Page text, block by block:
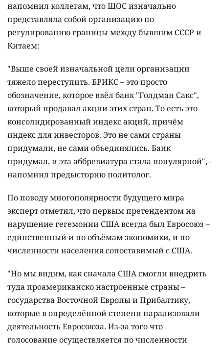
напомнил коллегам, что ШОС изначально
представляла собой организацию по
регулированию границы между бывшим СССР и
Китаем:
"Выше своей изначальной цели организации
тяжело переступить. БРИКС – это просто
обозначение, которое ввёл банк "Голдман Сакс",
который продавал акции этих стран. То есть это
консолидированный индекс акций, причём
индекс для инвесторов. Это не сами страны
придумали, не сами объединялись. Банк
придумал, и эта аббревиатура стала популярной", -
напомнил предысторию политолог.
По поводу многополярности будущего мира
эксперт отметил, что первым претендентом на
нарушение гегемонии США всегда был Евросоюз –
единственный и по объёмам экономики, и по
численности населения сопоставимый с США.
"Но мы видим, как сначала США смогли внедрить
туда проамериканско настроенные страны –
государства Восточной Европы и Прибалтику,
которые в определённой степени парализовали
деятельность Евросоюза. Из-за того что
голосование осуществляется по численности